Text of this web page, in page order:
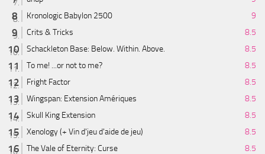
Kronologic Babylon 2500
9
Crits & Tricks
8.5
Schackleton Base: Below. Within. Above.
8.5
To me! ...or not to me?
8.5
Fright Factor
8.5
Wingspan: Extension Amériques
8.5
Skull King Extension
8.5
Xenology (+ Vin d'jeu d'aide de jeu)
8.5
The Vale of Eternity: Curse
8.5